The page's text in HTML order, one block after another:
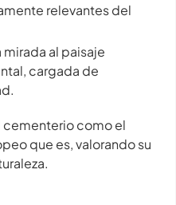
relevantes del
mirada al paisaje
cargada de
cementerio como el
que es, valorando su